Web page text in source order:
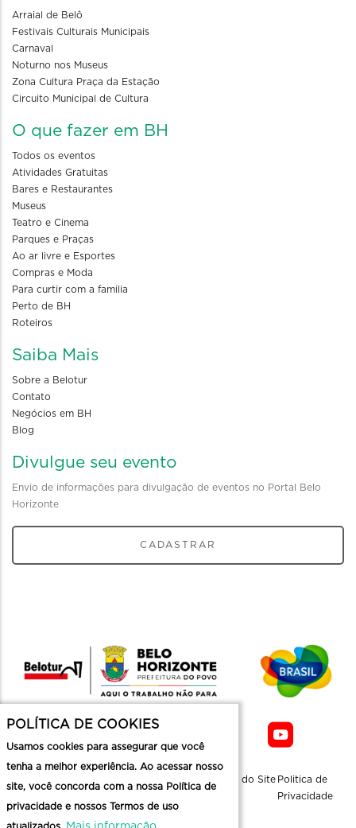
Arraial de Belô
Festivais Culturais Municipais
Carnaval
Noturno nos Museus
Zona Cultura Praça da Estação
Circuito Municipal de Cultura
O que fazer em BH
Todos os eventos
Atividades Gratuitas
Bares e Restaurantes
Museus
Teatro e Cinema
Parques e Praças
Ao ar livre e Esportes
Compras e Moda
Para curtir com a familia
Perto de BH
Roteiros
Saiba Mais
Sobre a Belotur
Contato
Negócios em BH
Blog
Divulgue seu evento
Envio de informações para divulgação de eventos no Portal Belo
Horizonte
CADASTRAR
Mapa do Site Politica de
Privacidade
POLÍTICA DE COOKIES
Usamos cookies para assegurar que você
tenha a melhor experiência. Ao acessar nosso
site, você concorda com a nossa Política de
privacidade e nossos Termos de uso